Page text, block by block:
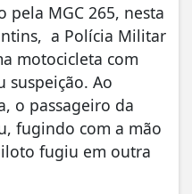
MGC 265, nesta
a Polícia Militar
motocicleta com
suspeição. Ao
o passageiro da
fugindo com a mão
fugiu em outra